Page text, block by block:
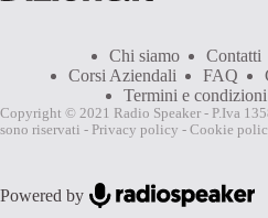
Chi siamo Contatti
Corsi Aziendali
FAQ
Termini e
Copyright © 2021 Radio Speaker - P.Iva
sono riservati - Privacy policy - Cookie
Powered by